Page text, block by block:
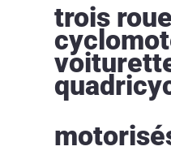
trois